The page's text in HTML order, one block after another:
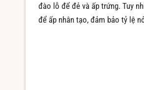
đào lỗ để đẻ và ấp trứng. Tuy
để ấp nhân tạo, đảm bảo tỷ lệ